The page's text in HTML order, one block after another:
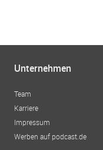
Unternehmen
Team
Karriere
Impressum
Werben auf podcast.de